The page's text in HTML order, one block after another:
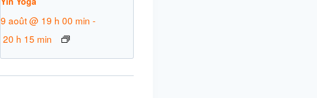
9 août @ 19 h 00 min -
20 h 15 min